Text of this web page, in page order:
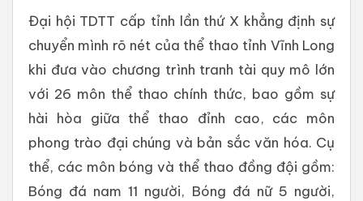
Đại hội TDTT cấp tỉnh lần thứ X khẳng định sự
chuyển mình rõ nét của thể thao tỉnh Vĩnh Long
khi đưa vào chương trình tranh tài quy mô lớn
với 26 môn thể thao chính thức, bao gồm sự
hài hòa giữa thể thao đỉnh cao, các môn
phong trào đại chúng và bản sắc văn hóa. Cụ
thể, các môn bóng và thể thao đồng đội gồm:
Bóng đá nam 11 người, Bóng đá nữ 5 người,